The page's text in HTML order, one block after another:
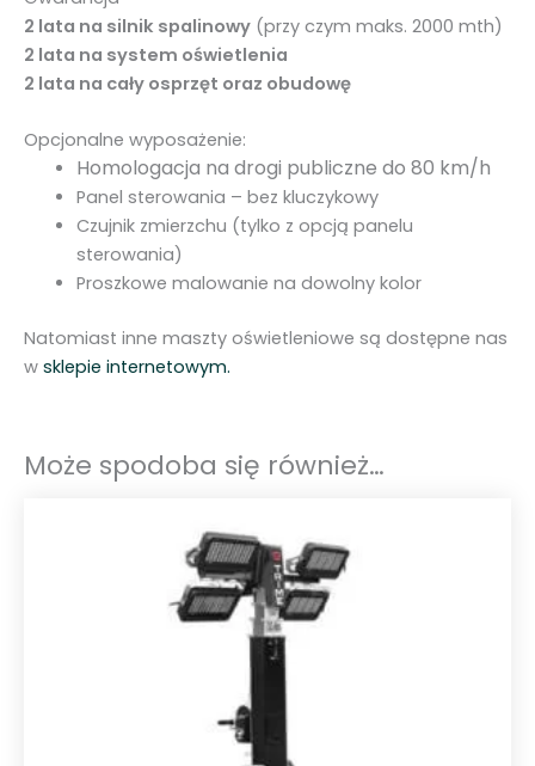
2 lata na silnik spalinowy (przy czym maks. 2000 mth)
2 lata na system oświetlenia
2 lata na cały osprzęt oraz obudowę
Opcjonalne wyposażenie:
Homologacja na drogi publiczne do 80 km/h
Panel sterowania – bez kluczykowy
Czujnik zmierzchu (tylko z opcją panelu
sterowania)
Proszkowe malowanie na dowolny kolor
Natomiast inne maszty oświetleniowe są dostępne nas
w sklepie internetowym.
Może spodoba się również…